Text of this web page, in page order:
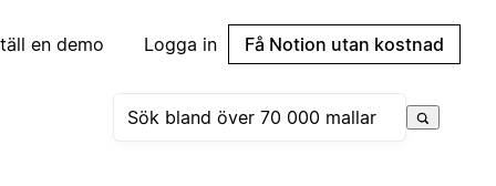
en demo Logga in Få Notion utan kostnad